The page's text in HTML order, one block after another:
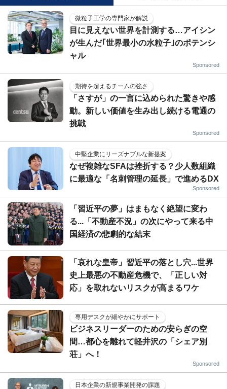
微粒子工学の専門家が解説
目に見えない世界を計測する…アイシン
が生んだ｢世界最小の水粒子｣のポテンシ
ャル
Sponsored
期待を超えるチームの強さ
「さすが」の一言に込められた驚きや感
動。新しい価値を生み出し続ける電通の
挑戦
Sponsored
中堅企業にリーズナブルな新提案
なぜ複雑なSFAは挫折する？少人数組織
に最適な「名刺管理の延長」で進めるDX
Sponsored
「習近平の夢」はまもなく絶望に変わ
る...「不動産不況」の次にやって来る中
国経済の悲劇的な結末
「哀れな皇帝」習近平の落とし穴...世界
史上最悪の不動産危機で、「正しい対
応」を取れないリスクが高まるワケ
専用デスクが細やかにサポート
ビジネスリーダーのための安らぎの空
間…都心を離れて軽井沢の「シェア別
荘」へ！
Sponsored
日本企業の新規事業開発の課題